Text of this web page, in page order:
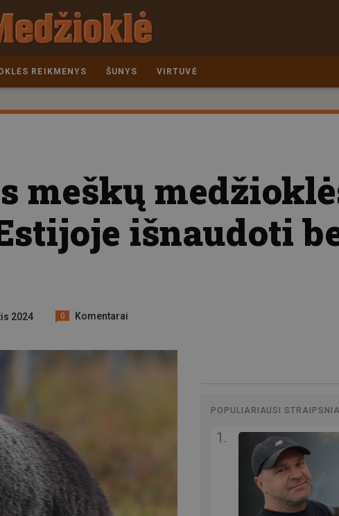
REIKMENYS ŠUNYS VIRTUVĖ
meškų
išnaudoti
2024 0 Komentarai
POPULIARIAUSI STRAIPSNIAI